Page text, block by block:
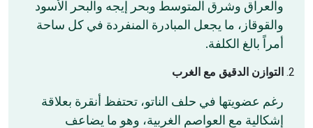
والعراق وشرق المتوسط وبحر إيجه والبحر الأسود
والقوقاز، ما يجعل المبادرة المنفردة في كل ساحة
أمراً بالغ الكلفة.
التوازن الدقيق مع الغرب
رغم عضويتها في حلف الناتو، تحتفظ أنقرة بعلاقة
إشكالية مع العواصم الغربية، وهو ما يضاعف